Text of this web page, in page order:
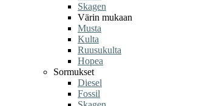
Skagen
Värin mukaan
Musta
Kulta
Ruusukulta
Hopea
Sormukset
Diesel
Fossil